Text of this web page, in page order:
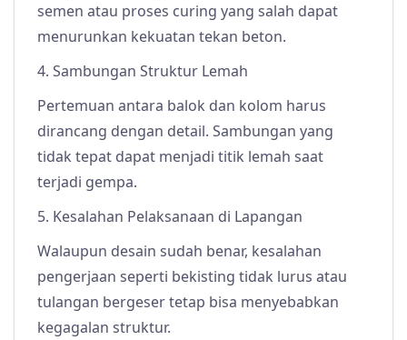
semen atau proses curing yang salah dapat
menurunkan kekuatan tekan beton.
4. Sambungan Struktur Lemah
Pertemuan antara balok dan kolom harus
dirancang dengan detail. Sambungan yang
tidak tepat dapat menjadi titik lemah saat
terjadi gempa.
5. Kesalahan Pelaksanaan di Lapangan
Walaupun desain sudah benar, kesalahan
pengerjaan seperti bekisting tidak lurus atau
tulangan bergeser tetap bisa menyebabkan
kegagalan struktur.